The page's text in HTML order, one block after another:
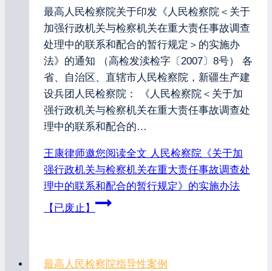
最高人民检察院关于印发《人民检察院＜关于
加强行政机关与检察机关在重大责任事故调查
处理中的联系和配合的暂行规定＞的实施办
法》的通知 （高检发渎检字〔2007〕8号） 各
省、自治区、直辖市人民检察院，新疆生产建
设兵团人民检察院： 《人民检察院＜关于加
强行政机关与检察机关在重大责任事故调查处
理中的联系和配合的…
王康律师邀您阅读全文 人民检察院《关于加
强行政机关与检察机关在重大责任事故调查处
理中的联系和配合的暂行规定》的实施办法
【已废止】
最高人民检察院指导性案例